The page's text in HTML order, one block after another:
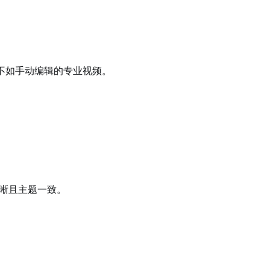
手动编辑的专业视频。
且主题一致。